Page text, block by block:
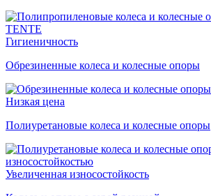
Гигиеничность
Обрезиненные колеса и колесные опоры
Низкая цена
Полиуретановые колеса и колесные опоры
Увеличенная износостойкость